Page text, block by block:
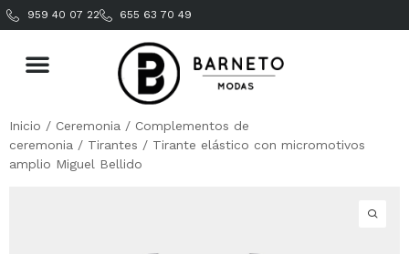
959 40 07 22 655 63 70 49
Inicio / Ceremonia / Complementos de
ceremonia / Tirantes / Tirante elástico con micromotivos
amplio Miguel Bellido